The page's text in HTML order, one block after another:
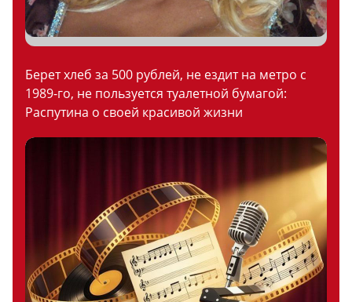
Берет хлеб за 500 рублей, не ездит на метро с
1989-го, не пользуется туалетной бумагой:
Распутина о своей красивой жизни